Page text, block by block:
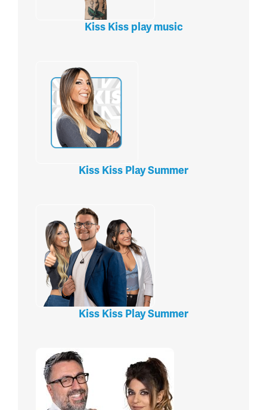
Kiss Kiss play music
Kiss Kiss Play Summer
Kiss Kiss Play Summer